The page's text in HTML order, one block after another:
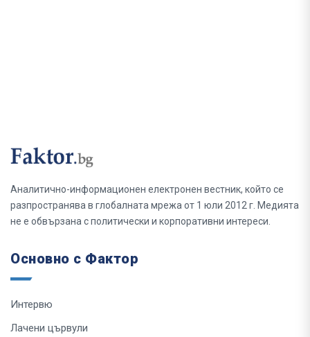
Аналитично-информационен електронен вестник, който се
разпространява в глобалната мрежа от 1 юли 2012 г. Медията
не е обвързана с политически и корпоративни интереси.
Основно с Фактор
Интервю
Лачени цървули